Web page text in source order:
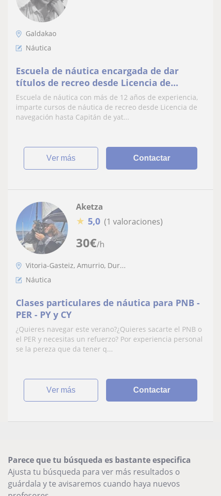
Galdakao
Náutica
Escuela de náutica encargada de dar
títulos de recreo desde Licencia de
navegación hasta Capitán de yate
Escuela de náutica con más de 12 años de experiencia,
imparte cursos de náutica de recreo desde Licencia de
navegación hasta Capitán de yat...
ver más Contactar
30€/h
Aketza
★ 5,0 (1 valoraciones)
Vitoria-Gasteiz, Amurrio, Dur...
Náutica
Clases particulares de náutica para PNB -
PER - PY y CY
¿Quieres navegar este verano?¿Quieres sacarte el PNB o
el PER y necesitas un refuerzo? Por experiencia personal
se la pereza que da tener q...
ver más Contactar
Parece que tu búsqueda es bastante especifica
Ajusta tu búsqueda para ver más resultados o
guárdala y te avisaremos cuando haya nuevos